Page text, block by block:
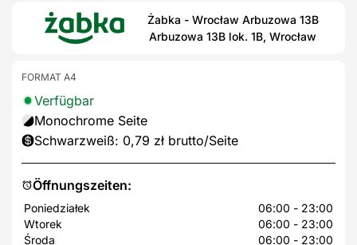
Żabka - Wrocław Arbuzowa 13B
Arbuzowa 13B lok. 1B, Wrocław
Öffnungszeiten:
Poniedziałek
06:00 - 23:00
Wtorek
06:00 - 23:00
Środa
06:00 - 23:00
FORMAT A4
Verfügbar
Monochrome Seite
Schwarzweiß: 0,79 zł brutto/Seite